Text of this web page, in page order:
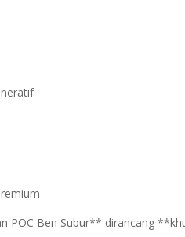
POC Ben Subur** dirancang